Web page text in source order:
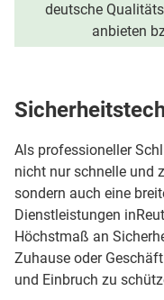
deutsche
anbieten
Als professioneller
nicht nur schnelle und
sondern auch eine
Dienstleistungen
Höchstmaß an
Zuhause oder
und Einbruch zu